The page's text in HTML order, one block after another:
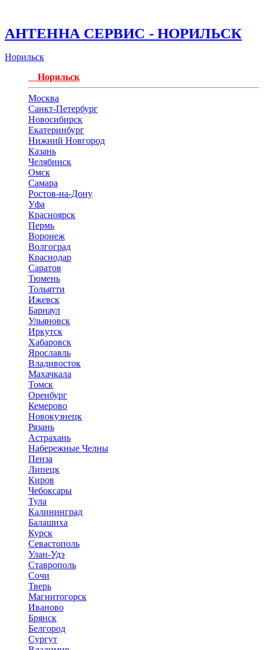
АНТЕННА СЕРВИС - НОРИЛЬСК
Норильск
Норильск
Москва
Санкт-Петербург
Новосибирск
Екатеринбург
Нижний Новгород
Казань
Челябинск
Омск
Самара
Ростов-на-Дону
Уфа
Красноярск
Пермь
Воронеж
Волгоград
Краснодар
Саратов
Тюмень
Тольятти
Ижевск
Барнаул
Ульяновск
Иркутск
Хабаровск
Ярославль
Владивосток
Махачкала
Томск
Оренбург
Кемерово
Новокузнецк
Рязань
Астрахань
Набережные Челны
Пенза
Липецк
Киров
Чебоксары
Тула
Калининград
Балашиха
Курск
Севастополь
Улан-Удэ
Ставрополь
Сочи
Тверь
Магнитогорск
Иваново
Брянск
Белгород
Сургут